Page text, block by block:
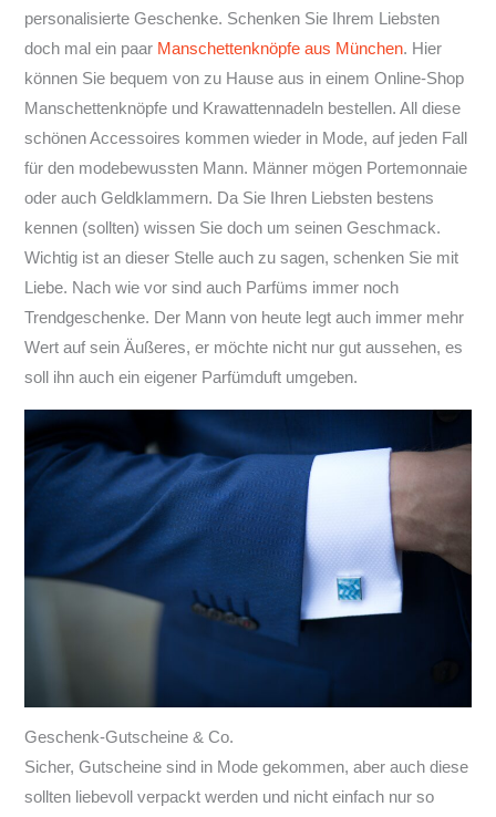
personalisierte Geschenke. Schenken Sie Ihrem Liebsten
doch mal ein paar Manschettenknöpfe aus München. Hier
können Sie bequem von zu Hause aus in einem Online-Shop
Manschettenknöpfe und Krawattennadeln bestellen. All diese
schönen Accessoires kommen wieder in Mode, auf jeden Fall
für den modebewussten Mann. Männer mögen Portemonnaie
oder auch Geldklammern. Da Sie Ihren Liebsten bestens
kennen (sollten) wissen Sie doch um seinen Geschmack.
Wichtig ist an dieser Stelle auch zu sagen, schenken Sie mit
Liebe. Nach wie vor sind auch Parfüms immer noch
Trendgeschenke. Der Mann von heute legt auch immer mehr
Wert auf sein Äußeres, er möchte nicht nur gut aussehen, es
soll ihn auch ein eigener Parfümduft umgeben.
Geschenk-Gutscheine & Co.
Sicher, Gutscheine sind in Mode gekommen, aber auch diese
sollten liebevoll verpackt werden und nicht einfach nur so